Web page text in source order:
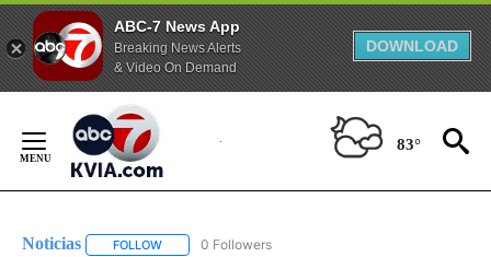
ABC-7 News App
Breaking News Alerts
& Video On Demand
DOWNLOAD
Content
83°
Noticias FOLLOW FOLLOW "NOTICIAS" TO RECEIVE NOTIFICATIONS
0 Followers